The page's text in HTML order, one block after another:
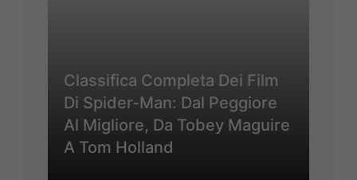
Classifica Completa Dei Film
Di Spider-Man: Dal Peggiore
Al Migliore, Da Tobey Maguire
A Tom Holland